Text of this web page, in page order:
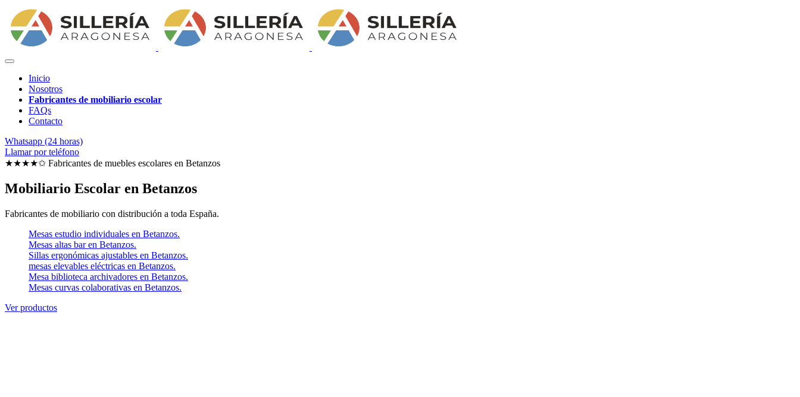
Inicio
Nosotros
Fabricantes de mobiliario escolar
FAQs
Contacto
Whatsapp (24 horas)
Llamar por teléfono
★★★★✩ Fabricantes de muebles escolares en Betanzos
Mobiliario Escolar en Betanzos
Fabricantes de mobiliario con distribución a toda España.
Mesas estudio individuales en Betanzos.
Mesas altas bar en Betanzos.
Sillas ergonómicas ajustables en Betanzos.
mesas elevables eléctricas en Betanzos.
Mesa biblioteca archivadores en Betanzos.
Mesas curvas colaborativas en Betanzos.
Ver productos